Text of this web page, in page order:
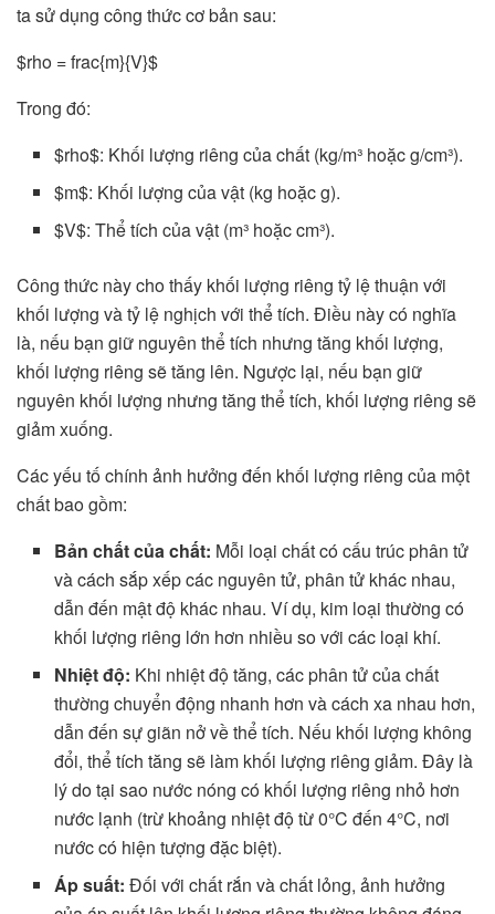
ta sử dụng công thức cơ bản sau:
$rho = frac{m}{V}$
Trong đó:
$rho$: Khối lượng riêng của chất (kg/m³ hoặc g/cm³).
$m$: Khối lượng của vật (kg hoặc g).
$V$: Thể tích của vật (m³ hoặc cm³).
Công thức này cho thấy khối lượng riêng tỷ lệ thuận với
khối lượng và tỷ lệ nghịch với thể tích. Điều này có nghĩa
là, nếu bạn giữ nguyên thể tích nhưng tăng khối lượng,
khối lượng riêng sẽ tăng lên. Ngược lại, nếu bạn giữ
nguyên khối lượng nhưng tăng thể tích, khối lượng riêng sẽ
giảm xuống.
Các yếu tố chính ảnh hưởng đến khối lượng riêng của một
chất bao gồm:
Bản chất của chất: Mỗi loại chất có cấu trúc phân tử
và cách sắp xếp các nguyên tử, phân tử khác nhau,
dẫn đến mật độ khác nhau. Ví dụ, kim loại thường có
khối lượng riêng lớn hơn nhiều so với các loại khí.
Nhiệt độ: Khi nhiệt độ tăng, các phân tử của chất
thường chuyển động nhanh hơn và cách xa nhau hơn,
dẫn đến sự giãn nở về thể tích. Nếu khối lượng không
đổi, thể tích tăng sẽ làm khối lượng riêng giảm. Đây là
lý do tại sao nước nóng có khối lượng riêng nhỏ hơn
nước lạnh (trừ khoảng nhiệt độ từ 0°C đến 4°C, nơi
nước có hiện tượng đặc biệt).
Áp suất: Đối với chất rắn và chất lỏng, ảnh hưởng